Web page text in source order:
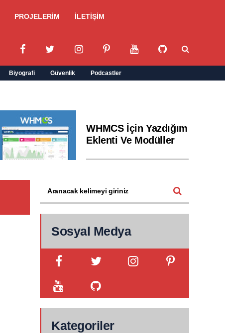
PROJELERİM İLETİŞİM
Biyografi Güvenlik Podcastler
WHMCS İçin Yazdığım
Eklenti Ve Modüller
Sosyal Medya
Kategoriler